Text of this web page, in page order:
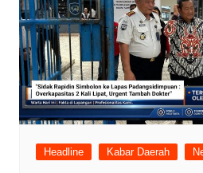
Headline Kabar Daerah